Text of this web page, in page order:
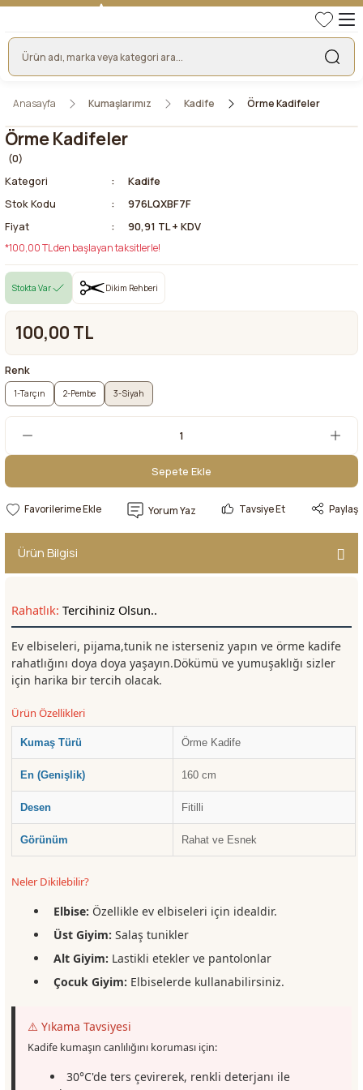
Anasayfa Kumaşlarımız Kadife Örme Kadifeler
Örme Kadifeler
(0)
Kategori
Kadife
Stok Kodu
976LQXBF7F
Fiyat
90,91 TL + KDV
*100,00 TL den başlayan taksitlerle!
Stokta Var Dikim Rehberi
100,00 TL
Renk
1-Tarçın 2-Pembe 3-Siyah
Sepete Ekle
Sepete Ekle
Yorum Yaz Tavsiye Et Paylaş
Ürün Bilgisi
Rahatlık: Tercihiniz Olsun..
Ev elbiseleri, pijama,tunik ne isterseniz yapın ve örme kadife
rahatlığını doya doya yaşayın.Dökümü ve yumuşaklığı sizler
için harika bir tercih olacak.
Ürün Özellikleri
Kumaş Türü Örme Kadife
En (Genişlik) 160 cm
Desen Fitilli
Görünüm Rahat ve Esnek
Neler Dikilebilir?
Elbise: Özellikle ev elbiseleri için idealdir.
Üst Giyim: Salaş tunikler
Alt Giyim: Lastikli etekler ve pantolonlar
Çocuk Giyim: Elbiselerde kullanabilirsiniz.
⚠️ Yıkama Tavsiyesi
Kadife kumaşın canlılığını koruması için:
30°C'de ters çevirerek, renkli deterjanı ile